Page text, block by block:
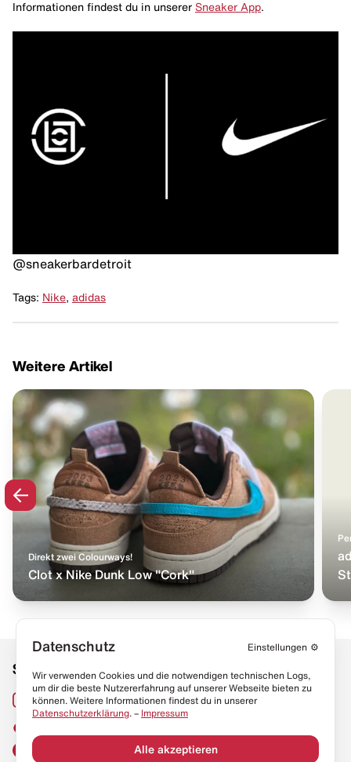
Informationen findest du in unserer Sneaker App
@sneakerbardetroit
Tags: Nike, adidas
Weitere Artikel
Direkt zwei Colourways!
Clot x Nike Dunk Low "Cork"
Social Media
Instagram
Links
Sneaker Lexikon
Resell Guide
Datenschutz Einstellungen ⚙️
Wir verwenden Cookies und die notwendigen technischen Logs,
um dir die beste Nutzererfahrung auf unserer Webseite bieten zu
können. Weitere Informationen findest du in unserer
Datenschutzerklärung. – Impressum
Alle akzeptieren